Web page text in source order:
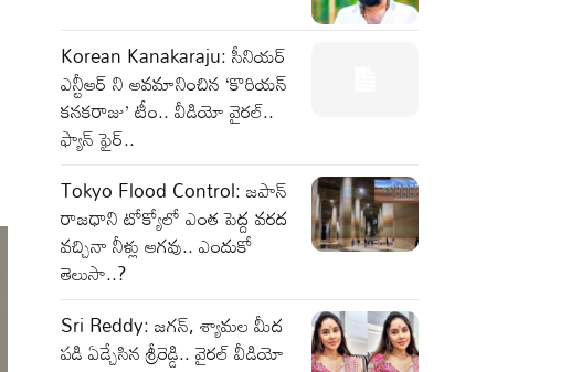
Korean Kanakaraju: సీనియర్
ఎన్టీఆర్ ని అవమానించిన ‘కొరియన్
కనకరాజు’ టీం.. వీడియో వైరల్..
ఫ్యాన్ ఫైర్..
Tokyo Flood Control: జపాన్
రాజధాని టోక్యోలో ఎంత పెద్ద వరద
వచ్చినా నీళ్లు ఆగవు.. ఎందుకో
తెలుసా..?
Sri Reddy: జగన్, శ్యామల మీద
పడి ఏడ్చేసిన శ్రీరెడ్డి.. వైరల్ వీడియో